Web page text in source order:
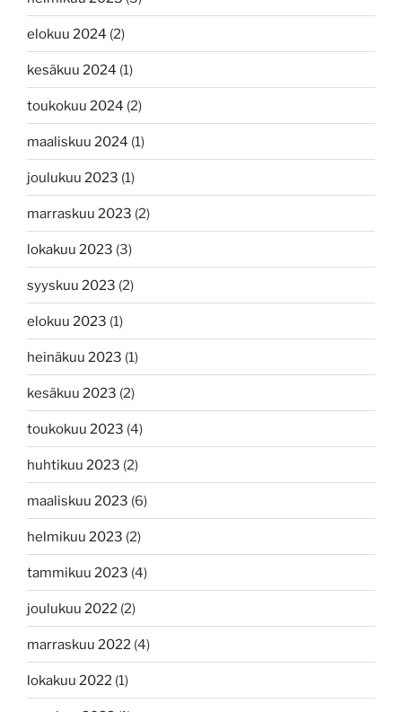
elokuu 2024 (2)
kesäkuu 2024 (1)
toukokuu 2024 (2)
maaliskuu 2024 (1)
joulukuu 2023 (1)
marraskuu 2023 (2)
lokakuu 2023 (3)
syyskuu 2023 (2)
elokuu 2023 (1)
heinäkuu 2023 (1)
kesäkuu 2023 (2)
toukokuu 2023 (4)
huhtikuu 2023 (2)
maaliskuu 2023 (6)
helmikuu 2023 (2)
tammikuu 2023 (4)
joulukuu 2022 (2)
marraskuu 2022 (4)
lokakuu 2022 (1)